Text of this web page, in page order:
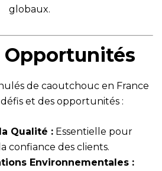
globaux.
Opportunités
de caoutchouc en France
et des opportunités :
Qualité : Essentielle pour
confiance des clients.
Environnementales :